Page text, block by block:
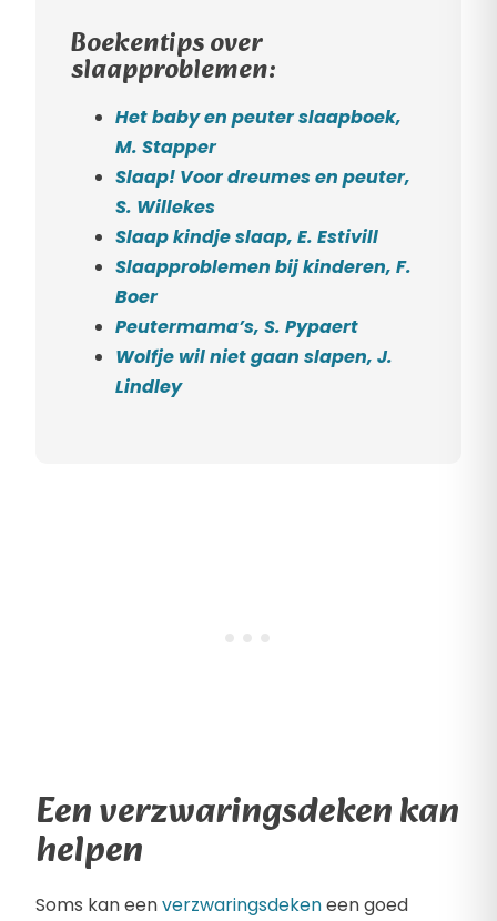
Boekentips over
slaapproblemen:
Het baby en peuter slaapboek,
M. Stapper
Slaap! Voor dreumes en peuter,
S. Willekes
Slaap kindje slaap, E. Estivill
Slaapproblemen bij kinderen, F.
Boer
Peutermama’s, S. Pypaert
Wolfje wil niet gaan slapen, J.
Lindley
Een verzwaringsdeken kan
helpen
Soms kan eenverzwaringsdekeneen goed